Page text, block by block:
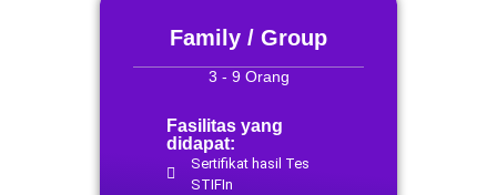
Family / Group
3 - 9 Orang
Fasilitas yang
didapat:
Sertifikat hasil Tes
STIFIn